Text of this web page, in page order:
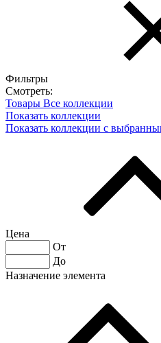
Фильтры
Смотреть:
Товары Все коллекции
Показать коллекции
Показать коллекции с
Цена
От
До
Назначение элемента